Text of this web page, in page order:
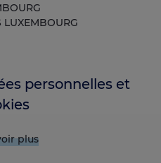
LUXEMBOURG
personnelles et
plus